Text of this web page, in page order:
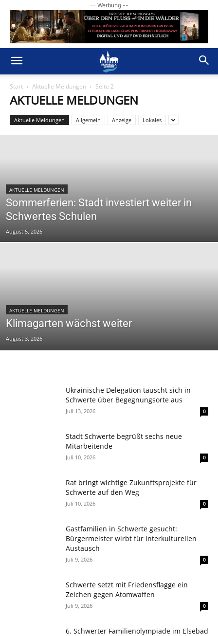
-- Werbung --
Start Aktuelle Meldungen Seite 2
AKTUELLE MELDUNGEN
Aktuelle Meldungen Allgemein Anzeige Lokales
AKTUELLE MELDUNGEN
Sommerferien: Stadt investiert weiter in
Schwertes Schulen
August 5, 2026
AKTUELLE MELDUNGEN
Klimagarten wächst weiter
August 3, 2026
Ukrainische Delegation tauscht sich in
Schwerte über Begegnungsorte aus
Juli 13, 2026 0
Stadt Schwerte begrüßt sechs neue
Mitarbeitende
Juli 10, 2026 0
Rat bringt wichtige Zukunftsprojekte für
Schwerte auf den Weg
Juli 10, 2026 0
Gastfamilien in Schwerte gesucht:
Bürgermeister wirbt für interkulturellen
Austausch
Juli 9, 2026 0
Schwerte setzt mit Friedensflagge ein
Zeichen gegen Atomwaffen
Juli 9, 2026 0
6. Schwerter Familienolympiade im Elsebad